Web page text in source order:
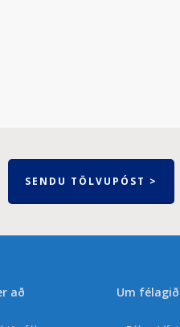
SENDU TÖLVUPÓST >
að Um félagið